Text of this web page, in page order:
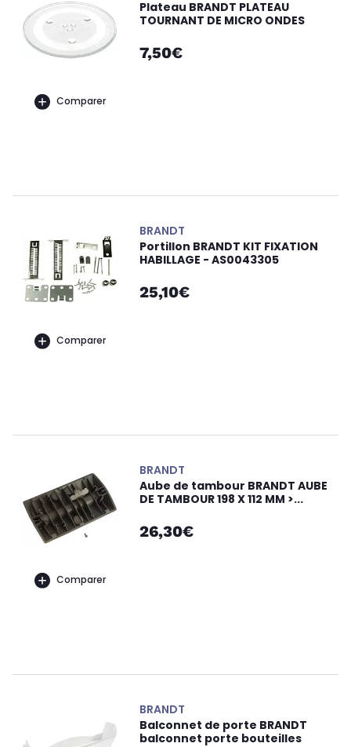
Comparer
Plateau BRANDT PLATEAU
TOURNANT DE MICRO ONDES
7,50€
Comparer
BRANDT
Portillon BRANDT KIT FIXATION
HABILLAGE - AS0043305
25,10€
Comparer
BRANDT
Aube de tambour BRANDT AUBE
DE TAMBOUR 198 X 112 MM >...
26,30€
BRANDT
Balconnet de porte BRANDT
balconnet porte bouteilles